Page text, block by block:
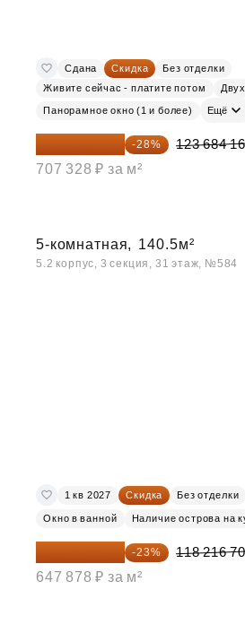
Сдана Скидка
Без отделки
Живите сейчас - платите потом
Панорамное окно (1 и более) Ещё
89 052 595 ₽ -28%
123 684
707 328 ₽ за м²
5-комнатная, 140.5м²
5.2 корпус, 3 секция, 31 этаж, №584
1 кв 2027 Скидка Без отделки
Окно в ванной Наличие острова на
91 026 859 ₽ -23%
118 216
647 878 ₽ за м²